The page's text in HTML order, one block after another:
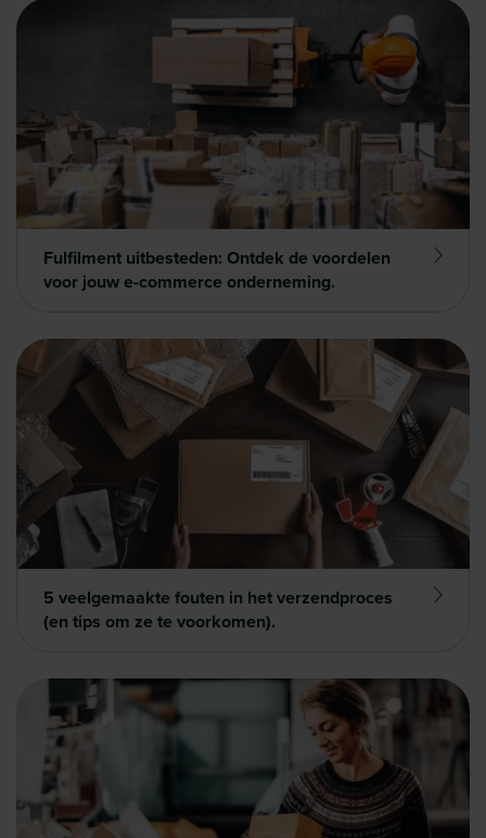
Fulfilment uitbesteden: Ontdek de voordelen
voor jouw e-commerce onderneming.
5 veelgemaakte fouten in het verzendproces
(en tips om ze te voorkomen).